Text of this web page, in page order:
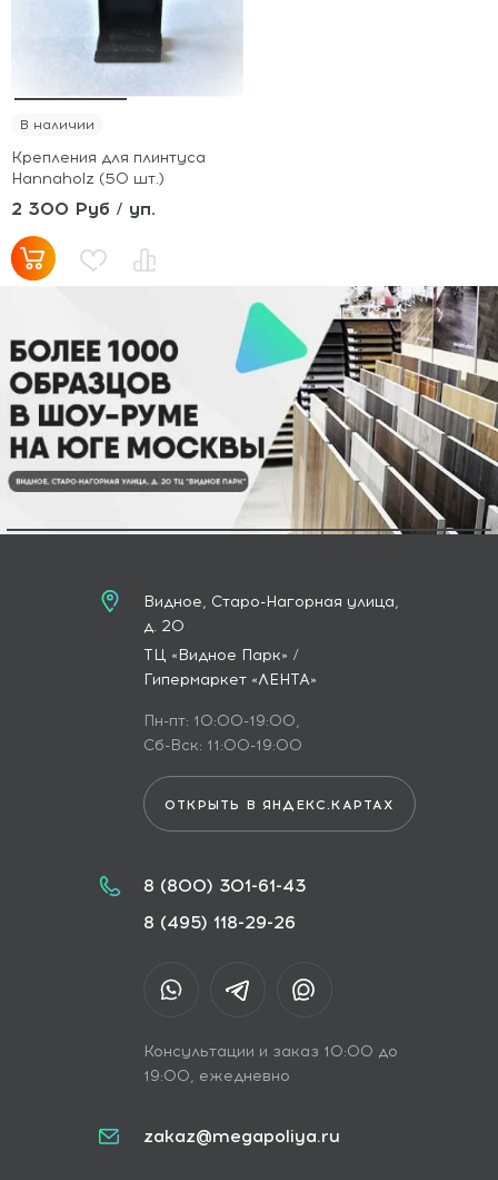
В наличии
Крепления для плинтуса
Hannaholz (50 шт.)
2 300 Руб / уп.
Видное, Старо-Нагорная улица,
д. 20
ТЦ «Видное Парк» /
Гипермаркет «ЛЕНТА»
Пн-пт: 10:00-19:00,
Сб-Вск: 11:00-19:00
ОТКРЫТЬ В ЯНДЕКС.КАРТАХ
8 (800) 301-61-43
8 (495) 118-29-26
Консультации и заказ 10:00 до
19:00, ежедневно
zakaz@megapoliya.ru